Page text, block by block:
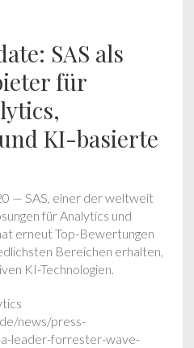
SAS als
für
KI-basierte
— SAS, einer der weltweit
für Analytics und
erneut Top-Bewertungen
Bereichen erhalten,
KI-Technologien.
news/press-
leader-forrester-wave-